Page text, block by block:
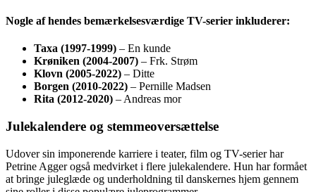
Nogle af hendes bemærkelsesværdige TV-serier inkluderer:
Taxa (1997-1999) – En kunde
Krøniken (2004-2007) – Frk. Strøm
Klovn (2005-2022) – Ditte
Borgen (2010-2022) – Pernille Madsen
Rita (2012-2020) – Andreas mor
Julekalendere og stemmeoversættelse
Udover sin imponerende karriere i teater, film og TV-serier har
Petrine Agger også medvirket i flere julekalendere. Hun har formået
at bringe juleglæde og underholdning til danskernes hjem gennem